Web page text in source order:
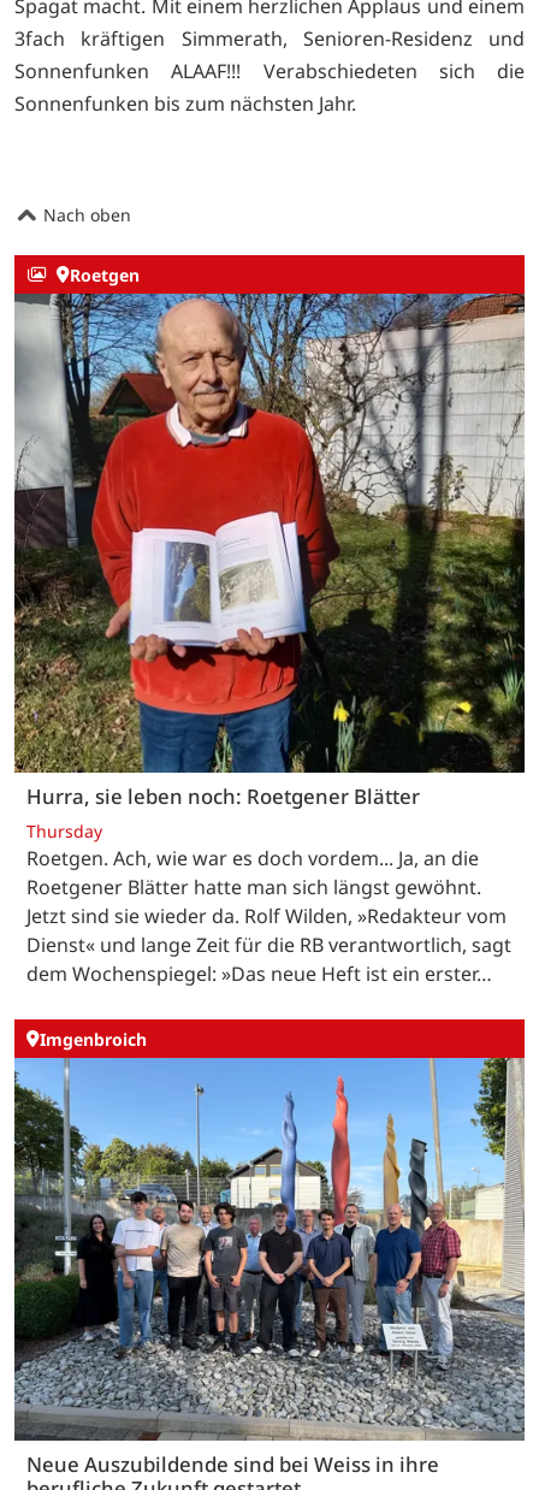
Spagat macht. Mit einem herzlichen Applaus und einem
3fach kräftigen Simmerath, Senioren-Residenz und
Sonnenfunken ALAAF!!! Verabschiedeten sich die
Sonnenfunken bis zum nächsten Jahr.
Nach oben
Roetgen
Hurra, sie leben noch: Roetgener Blätter
Thursday
Roetgen. Ach, wie war es doch vordem... Ja, an die
Roetgener Blätter hatte man sich längst gewöhnt.
Jetzt sind sie wieder da. Rolf Wilden, »Redakteur vom
Dienst« und lange Zeit für die RB verantwortlich, sagt
dem Wochenspiegel: »Das neue Heft ist ein erster…
Imgenbroich
Neue Auszubildende sind bei Weiss in ihre